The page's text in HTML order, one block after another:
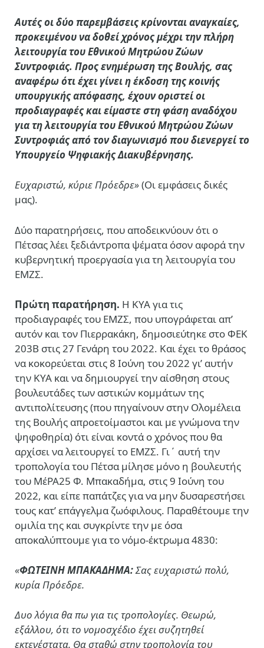
Αυτές οι δύο παρεμβάσεις κρίνονται αναγκαίες,
προκειμένου να δοθεί χρόνος μέχρι την πλήρη
λειτουργία του Εθνικού Μητρώου Ζώων
Συντροφιάς. Προς ενημέρωση της Βουλής, σας
αναφέρω ότι έχει γίνει η έκδοση της κοινής
υπουργικής απόφασης, έχουν οριστεί οι
προδιαγραφές και είμαστε στη φάση αναδόχου
για τη λειτουργία του Εθνικού Μητρώου Ζώων
Συντροφιάς από τον διαγωνισμό που διενεργεί το
Υπουργείο Ψηφιακής Διακυβέρνησης.
Ευχαριστώ, κύριε Πρόεδρε»(Οι εμφάσεις δικές
μας).
Δύο παρατηρήσεις, που αποδεικνύουν ότι ο
Πέτσας λέει ξεδιάντροπα ψέματα όσον αφορά την
κυβερνητική προεργασία για τη λειτουργία του
ΕΜΖΣ.
Πρώτη παρατήρηση. Η ΚΥΑ για τις
προδιαγραφές του ΕΜΖΣ, που υπογράφεται απ’
αυτόν και τον Πιερρακάκη, δημοσιεύtηκε στο ΦΕΚ
203Β στις 27 Γενάρη του 2022. Και έχει το θράσος
να κοκορεύεται στις 8 Ιούνη του 2022 γι’ αυτήν
την ΚΥΑ και να δημιουργεί την αίσθηση στους
βουλευτάδες των αστικών κομμάτων της
αντιπολίτευσης (που πηγαίνουν στην Ολομέλεια
της Βουλής απροετοίμαστοι και με γνώμονα την
ψηφοθηρία) ότι είναι κοντά ο χρόνος που θα
αρχίσει να λειτουργεί το ΕΜΖΣ. Γι΄ αυτή την
τροπολογία του Πέτσα μίλησε μόνο η βουλευτής
του ΜέΡΑ25 Φ. Μπακαδήμα, στις 9 Ιούνη του
2022, και είπε παπάτζες για να μην δυσαρεστήσει
τους κατ’ επάγγελμα ζωόφιλους. Παραθέτουμε την
ομιλία της και συγκρίντε την με όσα
αποκαλύπτουμε για το νόμο-έκτρωμα 4830:
«ΦΩΤΕΙΝΗ ΜΠΑΚΑΔΗΜΑ:Σας ευχαριστώ πολύ,
κυρία Πρόεδρε.
Δυο λόγια θα πω για τις τροπολογίες. Θεωρώ,
εξάλλου, ότι το νομοσχέδιο έχει συζητηθεί
εκτενέστατα. Θα σταθώ στην τροπολογία του